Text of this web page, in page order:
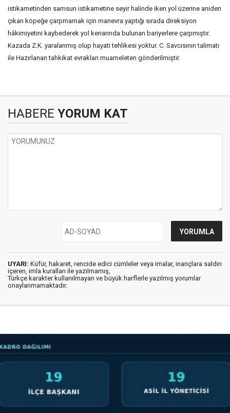
istikametinden samsun istikametine seyir halinde iken yol üzerine aniden
çıkan köpeğe çarpmamak için manevra yaptığı sırada direksiyon
hâkimiyetini kaybederek yol kenarında bulunan bariyerlere çarpmıştır.
Kazada Z.K. yaralanmış olup hayati tehlikesi yoktur. C. Savcısının talimatı
ile Hazırlanan tahkikat evrakları muameleten gönderilmiştir.
HABERE YORUM KAT
UYARI: Küfür, hakaret, rencide edici cümleler veya imalar, inançlara saldırı
içeren, imla kuralları ile yazılmamış,
Türkçe karakter kullanılmayan ve büyük harflerle yazılmış yorumlar
onaylanmamaktadır.